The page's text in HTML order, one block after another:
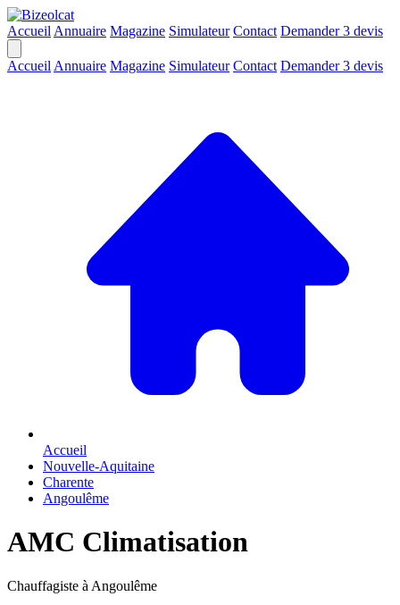
Accueil Annuaire Magazine Simulateur Contact Demander 3 devis
Accueil Annuaire Magazine Simulateur Contact Demander 3 devis
Accueil
Nouvelle-Aquitaine
Charente
Angoulême
AMC Climatisation
Chauffagiste à Angoulême